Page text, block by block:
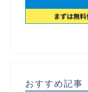
おすすめ記事